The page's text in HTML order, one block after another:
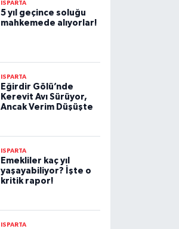
ISPARTA
5 yıl geçince soluğu
mahkemede alıyorlar!
ISPARTA
Eğirdir Gölü’nde
Kerevit Avı Sürüyor,
Ancak Verim Düşüşte
ISPARTA
Emekliler kaç yıl
yaşayabiliyor? İşte o
kritik rapor!
ISPARTA